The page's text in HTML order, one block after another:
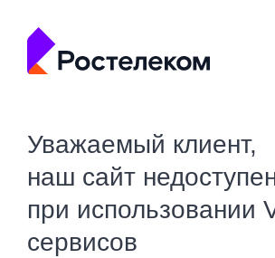
Уважаемый клиент,
наш сайт
при использовании
сервисов